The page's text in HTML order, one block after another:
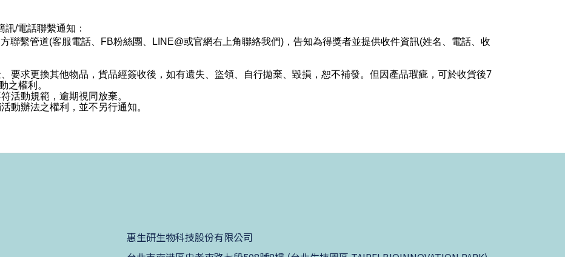
/電話聯繫通知：
聯繫管道(客服電話、FB粉絲團、LINE@或官網右上角聯絡我們)，告知為得獎者並提供收件資訊(姓名、電話、收
要求更換其他物品，貨品經簽收後，如有遺失、盜領、自行拋棄、毀損，恕不補發。但因產品瑕疵，可於收貨後7
之權利。
活動規範，逾期視同放棄。
動辦法之權利，並不另行通知。
惠生研生物科技股份有限公司